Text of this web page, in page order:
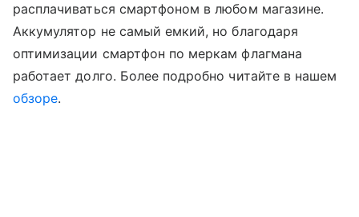
расплачиваться смартфоном в любом магазине.
Аккумулятор не самый емкий, но благодаря
оптимизации смартфон по меркам флагмана
работает долго. Более подробно читайте в нашем
обзоре.